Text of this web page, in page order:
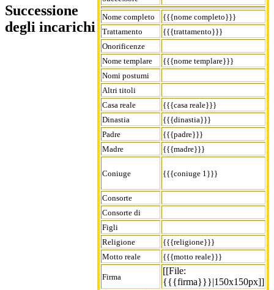
Nome completo
{{{nome completo}}}
Trattamento
{{{trattamento}}}
Onorificenze
Nome templare
{{{nome templare}}}
Nomi postumi
Altri titoli
Casa reale
{{{casa reale}}}
Dinastia
{{{dinastia}}}
Padre
{{{padre}}}
Madre
{{{madre}}}
Coniuge {{{coniuge 1}}}
Consorte
Consorte di
Figli
Religione
{{{religione}}}
Motto reale
{{{motto reale}}}
Firma
[[File:
{{{firma}}}|150x150px]]
Successione
degli incarichi